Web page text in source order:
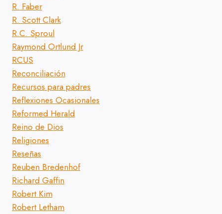
R. Faber
R. Scott Clark
R.C. Sproul
Raymond Ortlund Jr
RCUS
Reconciliación
Recursos para padres
Reflexiones Ocasionales
Reformed Herald
Reino de Dios
Religiones
Reseñas
Reuben Bredenhof
Richard Gaffin
Robert Kim
Robert Letham